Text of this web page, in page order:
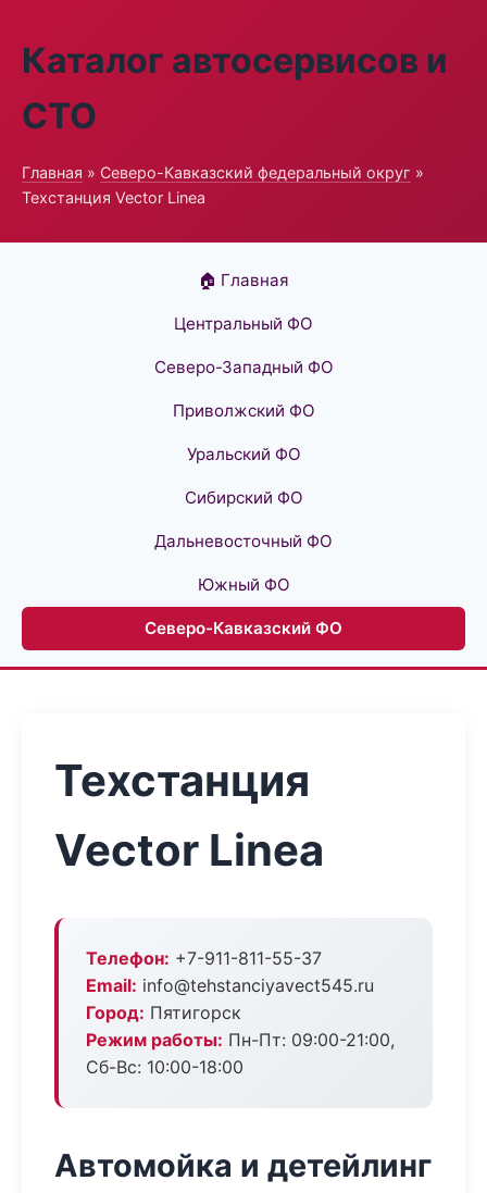
Каталог автосервисов и
СТО
Главная » Северо-Кавказский федеральный округ »
Техстанция Vector Linea
🏠 Главная
Центральный ФО
Северо-Западный ФО
Приволжский ФО
Уральский ФО
Сибирский ФО
Дальневосточный ФО
Южный ФО
Северо-Кавказский ФО
Техстанция
Vector Linea
Телефон: +7-911-811-55-37
Email: info@tehstanciyavect545.ru
Город: Пятигорск
Режим работы: Пн-Пт: 09:00-21:00,
Сб-Вс: 10:00-18:00
Автомойка и детейлинг